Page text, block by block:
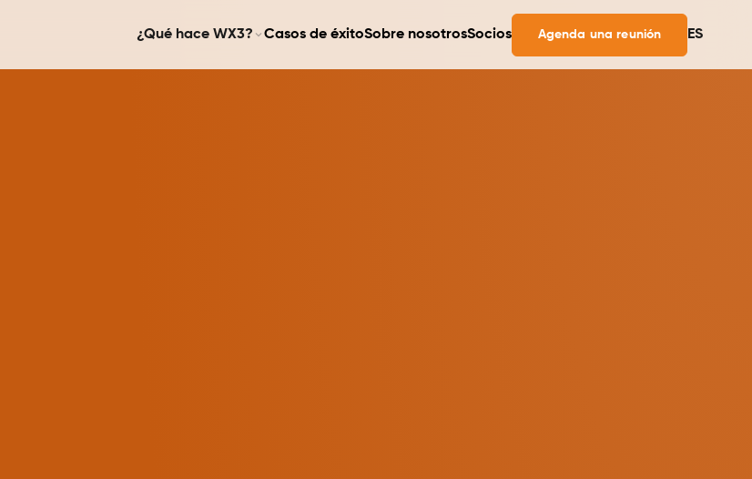
¿Qué hace WX3? Casos de éxitoSobre nosotrosSocios Agenda una reunión ES